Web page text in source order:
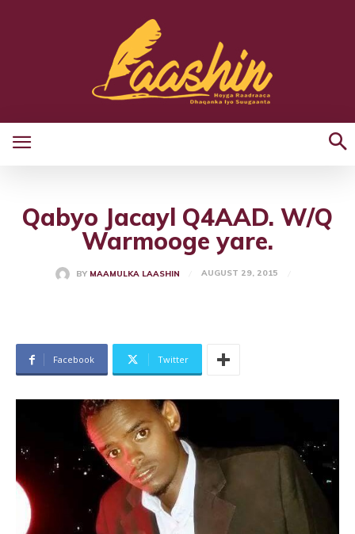
Qabyo Jacayl Q4AAD. W/Q
Warmooge yare.
BY MAAMULKA LAASHIN AUGUST 29, 2015
Facebook Twitter